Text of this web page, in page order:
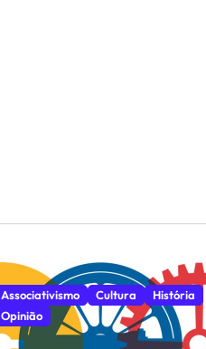
Associativismo Cultura
História
Opinião